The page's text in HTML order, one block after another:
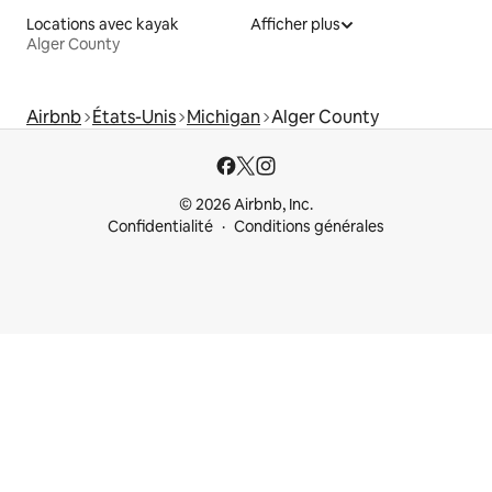
Locations avec kayak
Alger County
Afficher plus
Airbnb États-Unis Michigan Alger County
© 2026 Airbnb, Inc.
Confidentialité
Conditions générales